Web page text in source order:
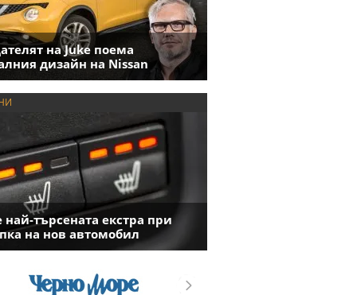
на Juke поема
дизайн на Nissan
най-търсената екстра при
на нов автомобил